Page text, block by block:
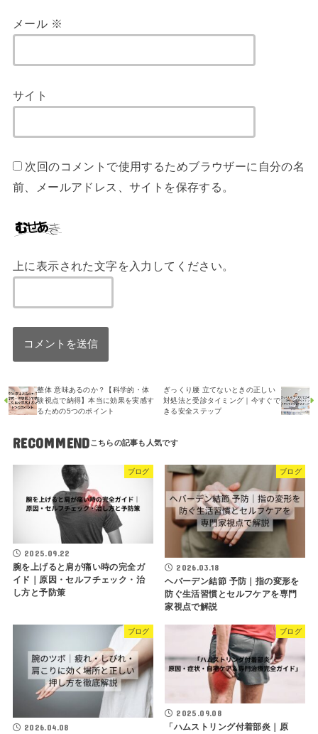
メール ※
サイト
次回のコメントで使用するためブラウザーに自分の名
前、メールアドレス、サイトを保存する。
上に表示された文字を入力してください。
整体 意味あるのか？【科学的・体
験視点で納得】本当に効果を実感す
るための5つのポイント
ぎっくり腰 立てないときの正しい
対処法と受診タイミング｜今すぐで
きる安全ステップ
RECOMMEND
ブログ
2025.09.22
腕を上げると肩が痛い時の完全ガ
イド｜原因・セルフチェック・治
し方と予防策
ブログ
2026.03.18
ヘバーデン結節 予防｜指の変形を
防ぐ生活習慣とセルフケアを専門
家視点で解説
ブログ
2026.04.08
ブログ
2025.09.08
「ハムストリング付着部炎｜原